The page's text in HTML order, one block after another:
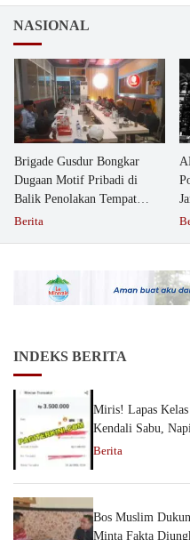
NASIONAL
Brigade Gusdur Bongkar
Dugaan Motif Pribadi di
Balik Penolakan Tempat
Ibadah GKJW Bangil
Berita
INDEKS BERITA
Miris! Lapas
Kendali Sabu,
Berita
Bos Muslim
Minta Fakta